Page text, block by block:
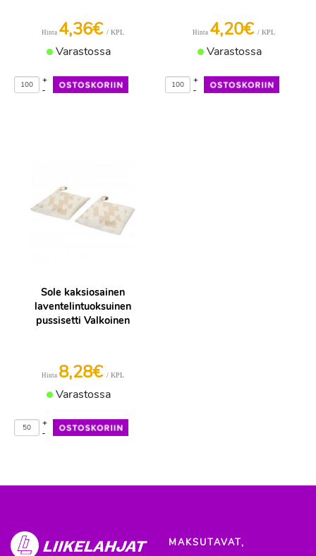
Hinta 4,36€ / KPL
Varastossa
-
+
Hinta 4,20€ / KPL
Varastossa
-
+
Sole kaksiosainen
laventelintuoksuinen
pussisetti Valkoinen
Hinta 8,28€ / KPL
Varastossa
-
+
MAKSUTAVAT,